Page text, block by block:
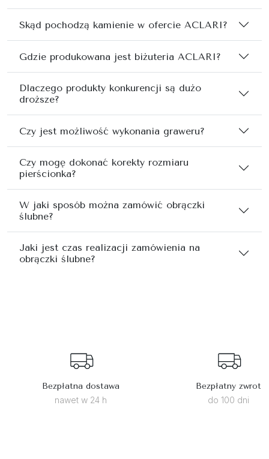
Skąd pochodzą kamienie w ofercie ACLARI?
Gdzie produkowana jest biżuteria ACLARI?
Dlaczego produkty konkurencji są dużo
droższe?
Czy jest możliwość wykonania graweru?
Czy mogę dokonać korekty rozmiaru
pierścionka?
W jaki sposób można zamówić obrączki
ślubne?
Jaki jest czas realizacji zamówienia na
obrączki ślubne?
Bezpłatna dostawa
nawet w 24 h
Bezpłatny zwrot
do 100 dni